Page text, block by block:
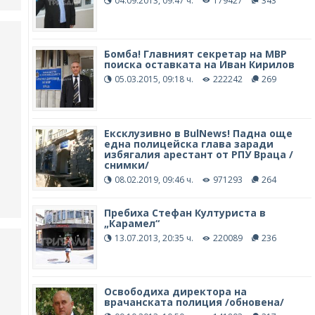
Бомба! Главният секретар на МВР
поиска оставката на Иван Кирилов
05.03.2015, 09:18 ч. 222242 269
Ексклузивно в BulNews! Падна още
една полицейска глава заради
избягалия арестант от РПУ Враца /
снимки/
08.02.2019, 09:46 ч. 971293 264
Пребиха Стефан Културиста в
„Карамел“
13.07.2013, 20:35 ч. 220089 236
Освободиха директора на
врачанската полиция /обновена/